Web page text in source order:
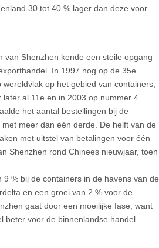
30 tot 40 % lager dan deze voor
van Shenzhen kende een steile opgang
In 1997 nog op de 35e
wereldvlak op het gebied van containers,
later al 11e en in 2003 op nummer 4.
het aantal bestellingen bij de
meer dan één derde. De helft van de
met uitstel van betalingen voor één
Shenzhen rond Chinees nieuwjaar, toen
% bij de containers in de havens van de
en een groei van 2 % voor de
gaat door een moeilijke fase, want
beter voor de binnenlandse handel.